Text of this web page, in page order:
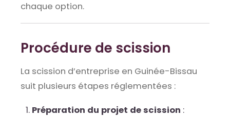
chaque option.
Procédure de scission
La scission d’entreprise en Guinée-Bissau
suit plusieurs étapes réglementées :
Préparation du projet de scission :